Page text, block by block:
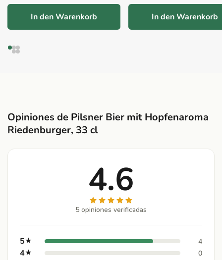
In den Warenkorb In den Warenkorb
Opiniones de Pilsner Bier mit Hopfenaroma
Riedenburger, 33 cl
4.6
5 opiniones verificadas
5★ 4
4★ 0